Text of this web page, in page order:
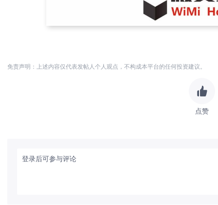
免责声明：上述内容仅代表发帖人个人观点，不构成本平台的任何投资建议。
点赞
登录后可参与评论